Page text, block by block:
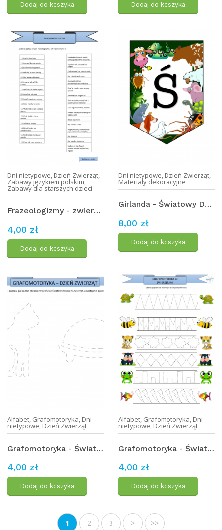
Dodaj do koszyka Dodaj do koszyka
Dni nietypowe, Dzień Zwierząt,
Zabawy językiem polskim,
Zabawy dla starszych dzieci
Frazeologizmy - zwierzęta (3)
4,00 zł
Dodaj do koszyka
Dni nietypowe, Dzień Zwierząt,
Materiały dekoracyjne
Girlanda - Światowy Dzień Zwierząt
8,00 zł
Dodaj do koszyka
Alfabet Grafomotoryka Dni
nietypowe Dzień Zwierząt
Grafomotoryka - Światowy Dzień Zwierząt (1)
4,00 zł
Dodaj do koszyka
Alfabet Grafomotoryka Dni
nietypowe Dzień Zwierząt
Grafomotoryka - Światowy Dzień Zwierząt (2)
4,00 zł
Dodaj do koszyka
1 2 3 > >>